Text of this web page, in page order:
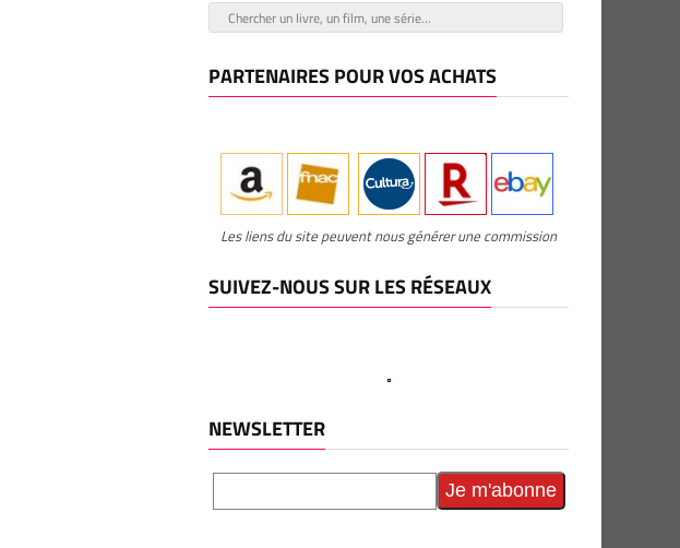
PARTENAIRES POUR VOS ACHATS
Les liens du site peuvent nous générer une commission
SUIVEZ-NOUS SUR LES RÉSEAUX
NEWSLETTER